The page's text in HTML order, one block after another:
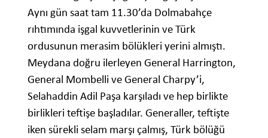
Aynı gün saat tam 11.30’da Dolmabahçe
rıhtımında işgal kuvvetlerinin ve Türk
ordusunun merasim bölükleri yerini almıştı.
Meydana doğru ilerleyen General Harrington,
General Mombelli ve General Charpy’i,
Selahaddin Adil Paşa karşıladı ve hep birlikte
birlikleri teftişe başladılar. Generaller, teftişte
iken sürekli selam marşı çalmış, Türk bölüğü